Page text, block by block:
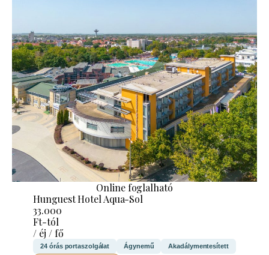
Online foglalható
Hunguest Hotel Aqua-Sol
33.000
Ft-tól
/ éj / fő
24 órás portaszolgálat Ágynemű Akadálymentesített